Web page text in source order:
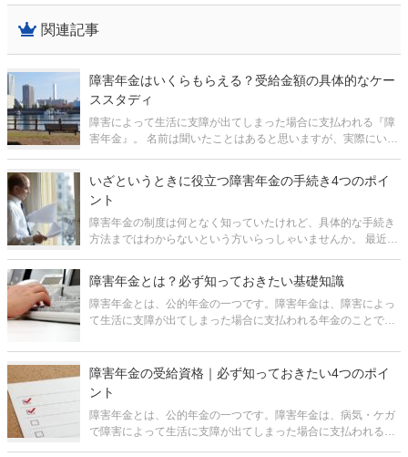
関連記事
障害年金はいくらもらえる？受給金額の具体的なケー
ススタディ
障害によって生活に支障が出てしまった場合に支払われる『障
害年金』。 名前は聞いたことはあると思いますが、実際にいく
るのではないでしょうか。 または、計算式を見たことはあるけ
れど、実際に計算できずに
いざというときに役立つ障害年金の手続き4つのポイ
ント
障害年金の制度は何となく知っていたけれど、具体的な手続き
方法まではわからないという方いらっしゃいませんか。 最近で
害認定が増えているそうです。 私たちの身近な方たちも、将来
障害年金の受給者
障害年金とは？必ず知っておきたい基礎知識
障害年金とは、公的年金の一つです。障害年金は、障害によっ
て生活に支障が出てしまった場合に支払われる年金のことで
思っている方も多いのではないでしょうか。 死亡してしまうよ
りも障害状態になり生きてい
障害年金の受給資格｜必ず知っておきたい4つのポイ
ント
障害年金とは、公的年金の一つです。障害年金は、病気・ケガ
で障害によって生活に支障が出てしまった場合に支払われる年